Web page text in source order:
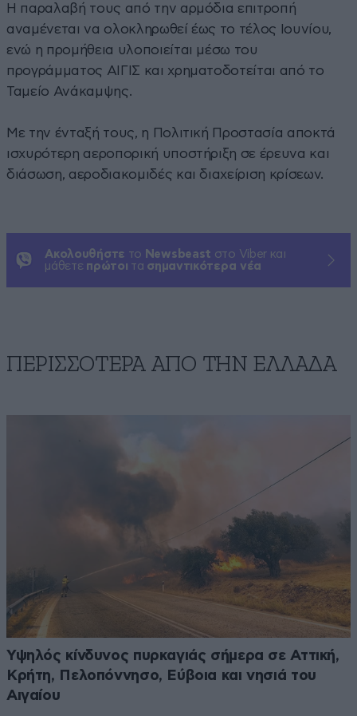
Η παραλαβή τους από την αρμόδια επιτροπή
αναμένεται να ολοκληρωθεί έως το τέλος Ιουνίου,
ενώ η προμήθεια υλοποιείται μέσω του
προγράμματος ΑΙΓΙΣ και χρηματοδοτείται από το
Ταμείο Ανάκαμψης.
Με την ένταξή τους, η Πολιτική Προστασία αποκτά
ισχυρότερη αεροπορική υποστήριξη σε έρευνα και
διάσωση, αεροδιακομιδές και διαχείριση κρίσεων.
Ακολουθήστε το Newsbeast στο Viber και
μάθετε πρώτοι τα σημαντικότερα νέα
ΠΕΡΙΣΣΟΤΕΡΑ ΑΠΟ ΤΗΝ ΕΛΛΑΔΑ
Υψηλός κίνδυνος πυρκαγιάς σήμερα σε Αττική,
Κρήτη, Πελοπόννησο, Εύβοια και νησιά του
Αιγαίου